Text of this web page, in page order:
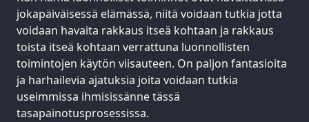
jokapäiväisessä elämässä, niitä voidaan tutkia jotta
voidaan havaita rakkaus itseä kohtaan ja rakkaus
toista itseä kohtaan verrattuna luonnollisten
toimintojen käytön viisauteen. On paljon fantasioita
ja harhailevia ajatuksia joita voidaan tutkia
useimmissa ihmisissänne tässä
tasapainotusprosessissa.